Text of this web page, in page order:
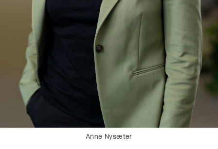
Anne Nysæter